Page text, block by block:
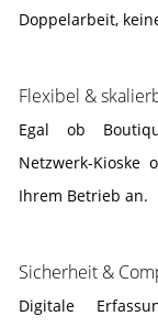
Doppelarbeit,
Flexibel &
Egal ob
Netzwerk-Kioske
Ihrem Betrieb an.
Sicherheit &
Digitale